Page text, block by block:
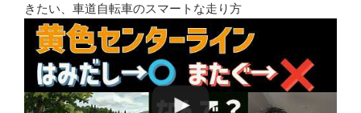
きたい、車道自転車のスマートな走り方